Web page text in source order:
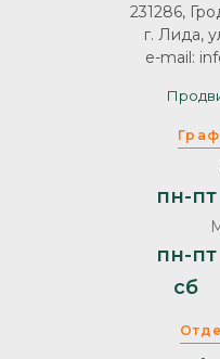
пн-пт
пн-пт
сб
231286,
г. Лида,
e-mail: